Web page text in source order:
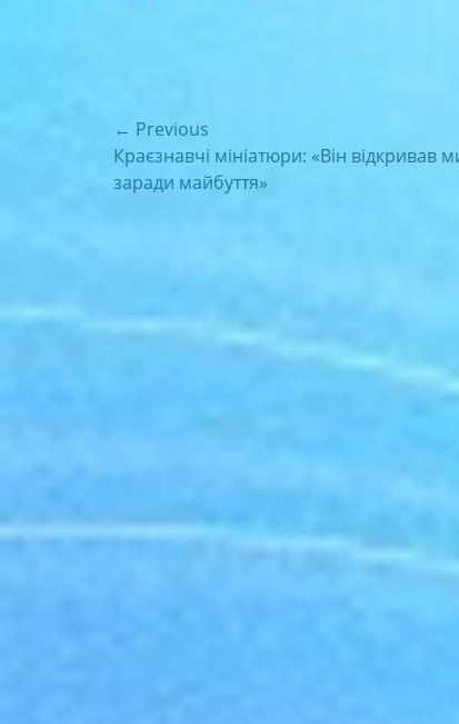
Навігація
записів
← Previous
Previous
post:
Краєзнавчі мініатюри: «Він відкривав
заради майбуття»